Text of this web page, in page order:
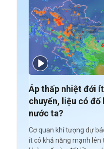
Áp thấp nhiệt đới
chuyển, liệu có đổ
nước ta?
Cơ quan khí tượng dự
ít có khả năng mạnh lên